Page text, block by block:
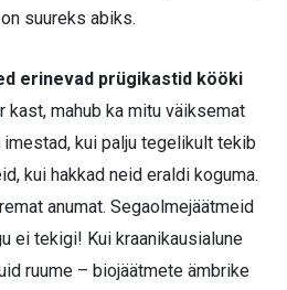
suureks abiks.
erinevad prügikastid kööki
kast, mahub ka mitu väiksemat
kui palju tegelikult tekib
kui hakkad neid eraldi koguma.
anumat. Segaolmejäätmeid
ei tekigi! Kui kraanikausialune
ruume – biojäätmete ämbrike